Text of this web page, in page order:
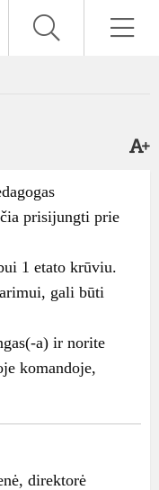
prisijungti prie
1 etato krūviu.
gali būti
a) ir norite
komandoje,
direktorė